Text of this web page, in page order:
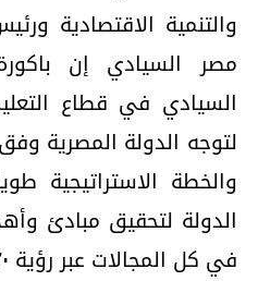
والتنمیة الاقتصادیة
مصر السیادي إن
السیادي في قطاع
لتوجه الدولة المصریة
والخطة الاستراتیجیة
الدولة لتحقیق مبادئ
في كل المجالات عبر رؤیة ۲۰۳۰ .